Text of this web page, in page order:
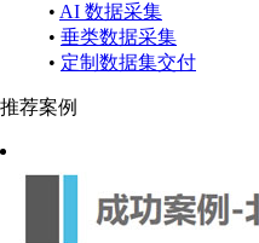
• AI 数据采集
• 垂类数据采集
• 定制数据集交付
推荐案例